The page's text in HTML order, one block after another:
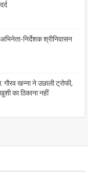
निर्देशक श्रीनिवासन
गौरव खन्ना ने उछाली ट्रोफी,
का ठिकाना नहीं